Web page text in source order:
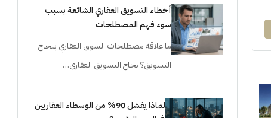
أخطاء التسويق العقاري الشائعة بسبب
سوء فهم المصطلحات
ما علاقة مصطلحات السوق العقاري بنجاح
التسويق؟ نجاح التسويق العقاري…
لماذا يفشل 90% من الوسطاء العقاريين